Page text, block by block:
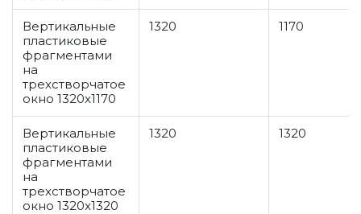
Вертикальные
пластиковые
фрагментами
на
трехстворчатое
окно 1320x1170
1320 1170
Вертикальные
пластиковые
фрагментами
на
трехстворчатое
окно 1320x1320
1320 1320